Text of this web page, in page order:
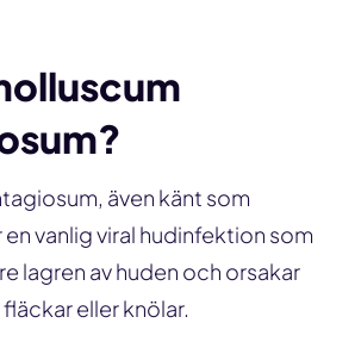
även känt som
vanlig viral hudinfektion som
lagren av huden och orsakar
eller knölar.